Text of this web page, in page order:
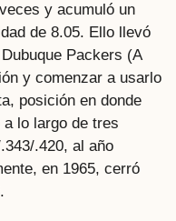
y acumuló un
de 8.05. Ello llevó
Packers (A
y comenzar a usarlo
posición en donde
lo largo de tres
.420, al año
en 1965, cerró